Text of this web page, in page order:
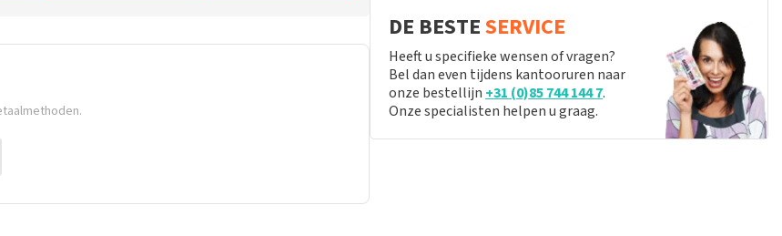
DE BESTESERVICE
Heeft u specifieke wensen of vragen?
Bel dan even tijdens kantooruren naar
onze bestellijn +31 (0)85 744 144 7.
Onze specialisten helpen u graag.